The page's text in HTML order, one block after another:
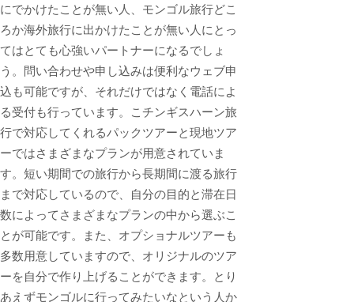
にでかけたことが無い人、モンゴル旅行どこ
ろか海外旅行に出かけたことが無い人にとっ
てはとても心強いパートナーになるでしょ
う。問い合わせや申し込みは便利なウェブ申
込も可能ですが、それだけではなく電話によ
る受付も行っています。こチンギスハーン旅
行で対応してくれるパックツアーと現地ツア
ーではさまざまなプランが用意されていま
す。短い期間での旅行から長期間に渡る旅行
まで対応しているので、自分の目的と滞在日
数によってさまざまなプランの中から選ぶこ
とが可能です。また、オプショナルツアーも
多数用意していますので、オリジナルのツア
ーを自分で作り上げることができます。とり
あえずモンゴルに行ってみたいなという人か